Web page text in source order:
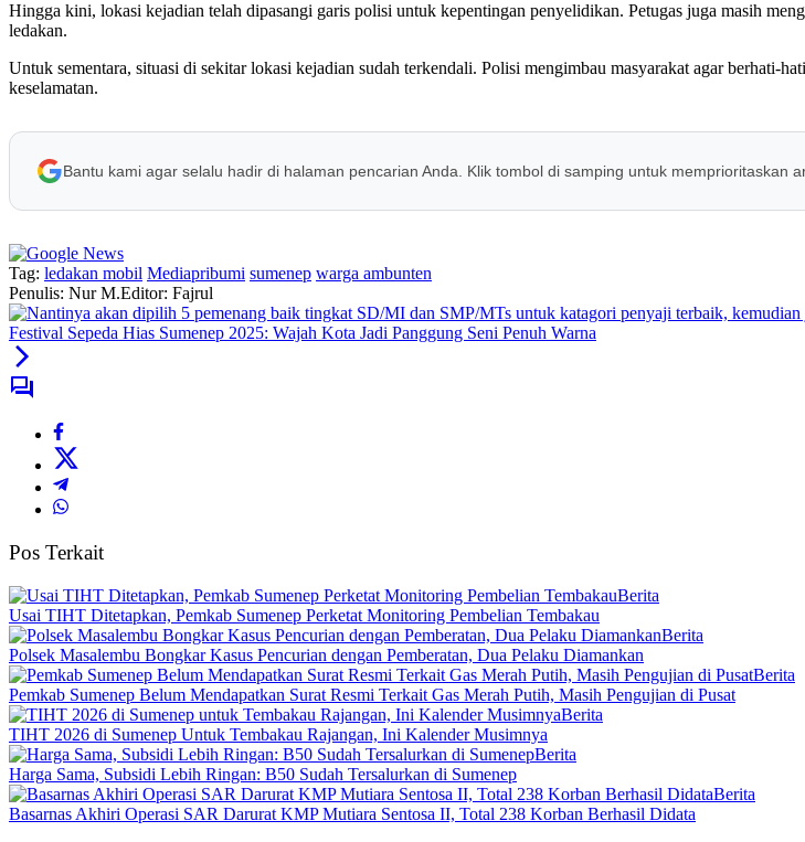
Hingga kini, lokasi kejadian telah dipasangi garis polisi untuk kepentingan penyelidikan. Petugas juga masih
ledakan.
Untuk sementara, situasi di sekitar lokasi kejadian sudah terkendali. Polisi mengimbau masyarakat agar berhati-
keselamatan.
Bantu kami agar selalu hadir di halaman pencarian Anda. Klik tombol di samping untuk memprioritaskan
Tag: ledakan mobil Mediapribumi sumenep warga ambunten
Penulis: Nur M.Editor: Fajrul
Festival Sepeda Hias Sumenep 2025: Wajah Kota Jadi Panggung Seni Penuh Warna
Pos Terkait
Berita
Usai TIHT Ditetapkan, Pemkab Sumenep Perketat Monitoring Pembelian Tembakau
Berita
Polsek Masalembu Bongkar Kasus Pencurian dengan Pemberatan, Dua Pelaku Diamankan
Berita
Pemkab Sumenep Belum Mendapatkan Surat Resmi Terkait Gas Merah Putih, Masih Pengujian di Pusat
Berita
TIHT 2026 di Sumenep Untuk Tembakau Rajangan, Ini Kalender Musimnya
Berita
Harga Sama, Subsidi Lebih Ringan: B50 Sudah Tersalurkan di Sumenep
Berita
Basarnas Akhiri Operasi SAR Darurat KMP Mutiara Sentosa II, Total 238 Korban Berhasil Didata